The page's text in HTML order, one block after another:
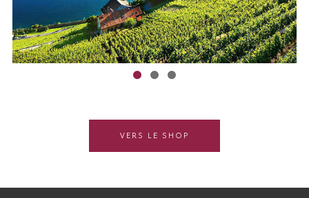
VERS LE SHOP